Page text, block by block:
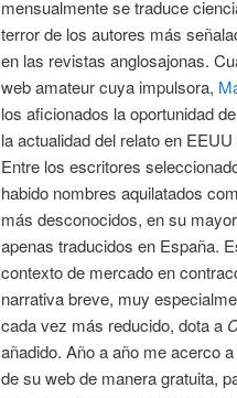
mensualmente se traduce
terror de los autores más
en las revistas anglosajonas.
web amateur cuya impulsora,
los aficionados la oportunidad
la actualidad del relato en
Entre los escritores
habido nombres aquilatados
más desconocidos, en su
apenas traducidos en España.
contexto de mercado en
narrativa breve, muy
cada vez más reducido, dota a
añadido. Año a año me acerco
de su web de manera gratuita,